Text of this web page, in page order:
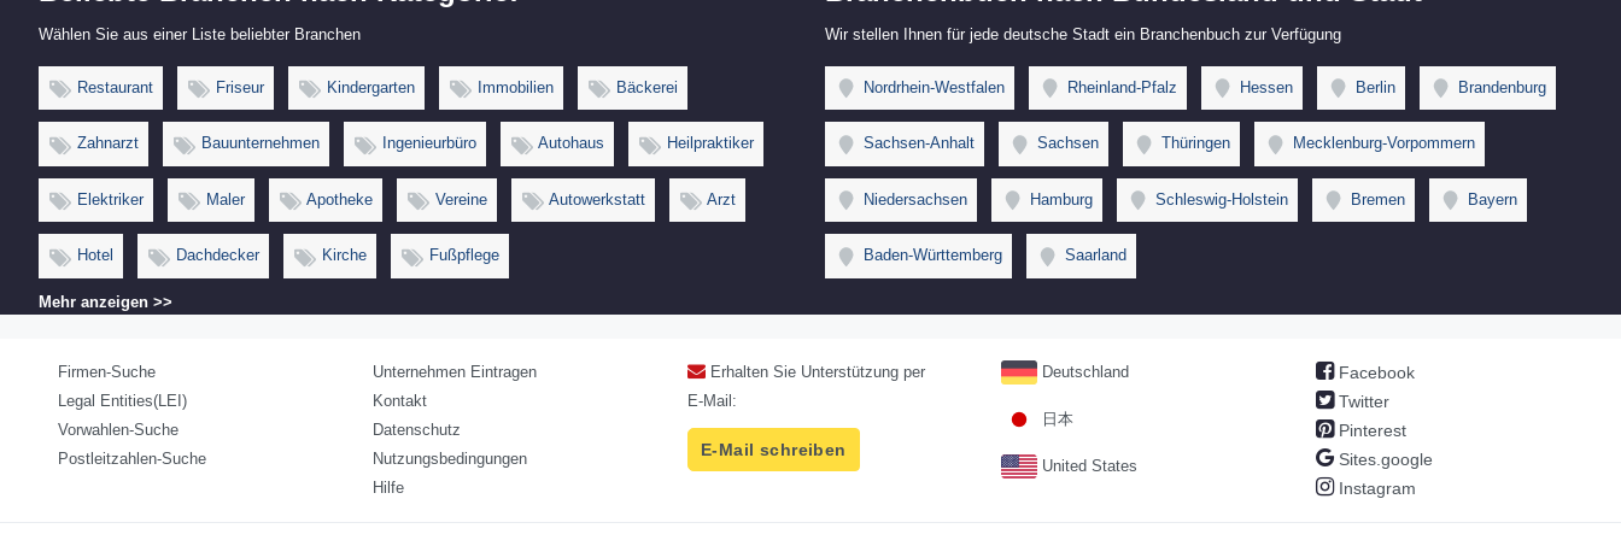
Wählen Sie aus einer Liste beliebter Branchen
Restaurant Friseur Kindergarten Immobilien Bäckerei
Zahnarzt Bauunternehmen Ingenieurbüro Autohaus Heilpraktiker
Elektriker Maler Apotheke Vereine Autowerkstatt Arzt
Hotel Dachdecker Kirche Fußpflege
Mehr anzeigen >>
Wir stellen Ihnen für jede deutsche Stadt ein Branchenbuch zur Verfügung
Nordrhein-Westfalen Rheinland-Pfalz Hessen Berlin Brandenburg
Sachsen-Anhalt Sachsen Thüringen Mecklenburg-Vorpommern
Niedersachsen Hamburg Schleswig-Holstein Bremen Bayern
Baden-Württemberg Saarland
Firmen-Suche
Legal Entities(LEI)
Vorwahlen-Suche
Postleitzahlen-Suche
Unternehmen Eintragen
Kontakt
Datenschutz
Nutzungsbedingungen
Hilfe
Erhalten Sie Unterstützung per
E-Mail:
E-Mail schreiben
Deutschland
日本
United States
Facebook
Twitter
Pinterest
Sites.google
Instagram